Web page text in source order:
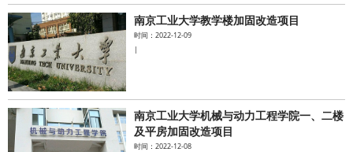
案例中心 南京工业大学教学楼加固改造项目
时间：2022-12-09
|
南京工业大学机械与动力工程学院一、二楼
及平房加固改造项目
时间：2022-12-08